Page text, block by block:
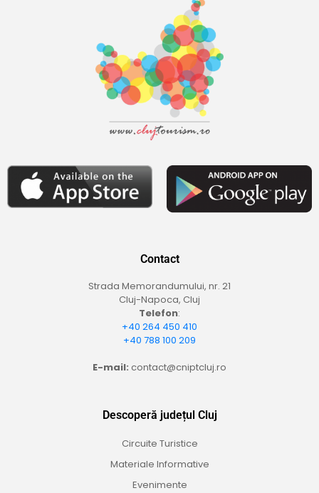
Contact
Strada Memorandumului, nr. 21
Cluj-Napoca, Cluj
Telefon:
+40 264 450 410
+40 788 100 209
E-mail: contact@cniptcluj.ro
Descoperă județul Cluj
Circuite Turistice
Materiale Informative
Evenimente